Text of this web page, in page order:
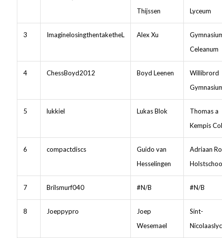
Thijssen
Lyceum
3 ImaginelosingthentaketheL Alex Xu
Celeanum
4 ChessBoyd2012 Boyd Leenen
Willibrord
5 lukkiel Lukas Blok
Thomas a
Kempis
6 compactdiscs
Guido van
Hesselingen
Adriaan
7 Brilsmurf040 #N/B #N/B
8 Joeppypro
Joep
Wesemael
Sint-